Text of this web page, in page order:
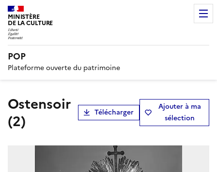
MINISTÈRE
DE LA CULTURE
POP
Plateforme ouverte du patrimoine
ostensoir
(2)
Télécharger
Ajouter à ma
sélection